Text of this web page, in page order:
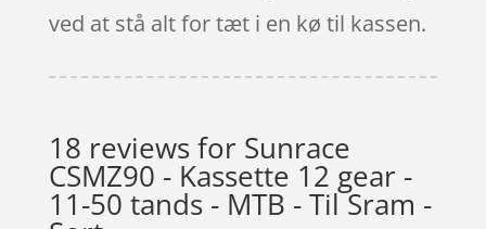
ved at stå alt for tæt i en kø til kassen.
18 reviews for Sunrace
CSMZ90 - Kassette 12 gear -
11-50 tands - MTB - Til Sram -